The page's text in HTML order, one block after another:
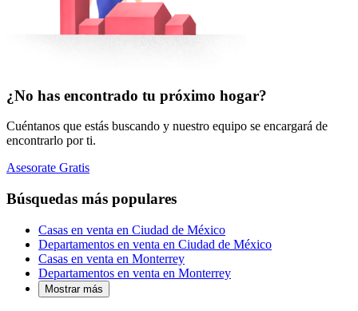
¿No has encontrado tu próximo hogar?
Cuéntanos que estás buscando y nuestro equipo se encargará de
encontrarlo por ti.
Asesorate Gratis
Búsquedas más populares
Casas en venta en Ciudad de México
Departamentos en venta en Ciudad de México
Casas en venta en Monterrey
Departamentos en venta en Monterrey
Mostrar más